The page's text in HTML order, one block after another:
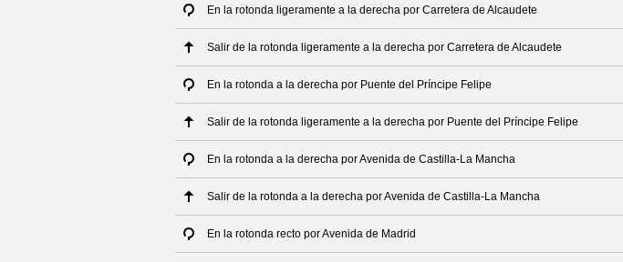
En la rotonda ligeramente a la derecha por Carretera de Alcaudete
Salir de la rotonda ligeramente a la derecha por Carretera de Alcaudete
En la rotonda a la derecha por Puente del Príncipe Felipe
Salir de la rotonda ligeramente a la derecha por Puente del Príncipe Felipe
En la rotonda a la derecha por Avenida de Castilla-La Mancha
Salir de la rotonda a la derecha por Avenida de Castilla-La Mancha
En la rotonda recto por Avenida de Madrid